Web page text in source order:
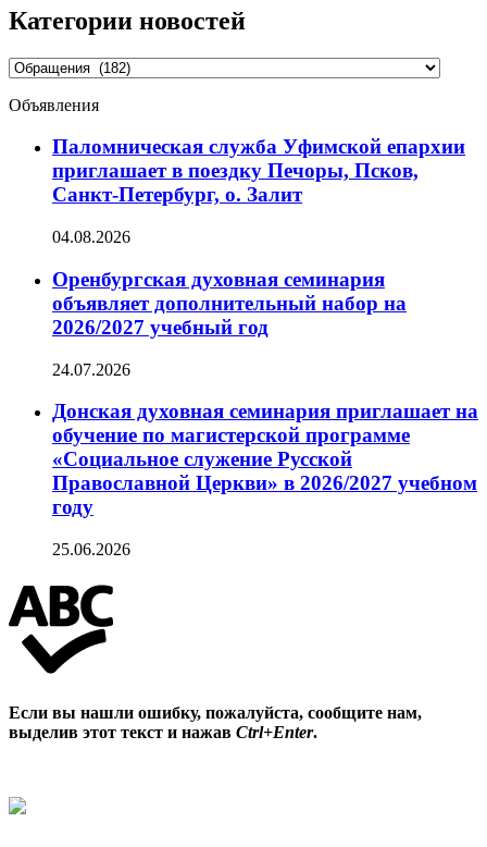
Категории новостей
Категории
Объявления
Паломническая служба Уфимской епархии
приглашает в поездку Печоры, Псков,
Санкт-Петербург, о. Залит
04.08.2026
Оренбургская духовная семинария
объявляет дополнительный набор на
2026/2027 учебный год
24.07.2026
Донская духовная семинария приглашает на
обучение по магистерской программе
«Социальное служение Русской
Православной Церкви» в 2026/2027 учебном
году
25.06.2026
Если вы нашли ошибку, пожалуйста, сообщите нам,
выделив этот текст и нажав Ctrl+Enter.